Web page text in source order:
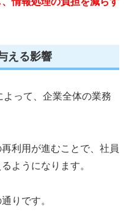
える影響
って、企業全体の業務
利用が進むことで、社員
ようになります。
りです。